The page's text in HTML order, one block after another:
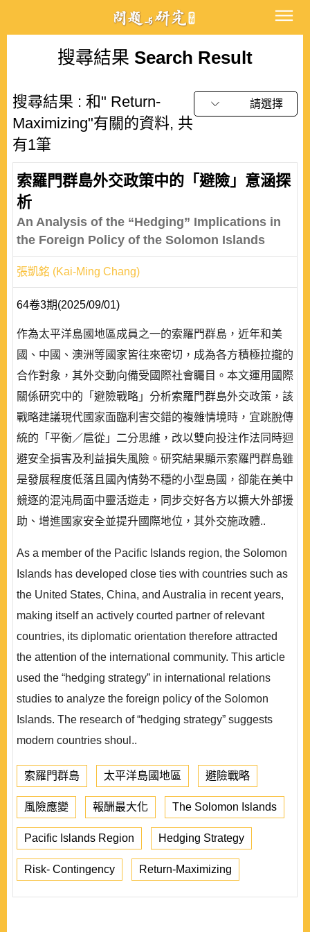
搜尋結果 Search Result
搜尋結果 : 和" Return-
Maximizing"有關的資料, 共
有1筆
請選擇
索羅門群島外交政策中的「避險」意涵探
析
An Analysis of the “Hedging” Implications in
the Foreign Policy of the Solomon Islands
張凱銘 (Kai-Ming Chang)
64卷3期(2025/09/01)
作為太平洋島國地區成員之一的索羅門群島，近年和美
國、中國、澳洲等國家皆往來密切，成為各方積極拉攏的
合作對象，其外交動向備受國際社會矚目。本文運用國際
關係研究中的「避險戰略」分析索羅門群島外交政策，該
戰略建議現代國家面臨利害交錯的複雜情境時，宜跳脫傳
統的「平衡／扈從」二分思維，改以雙向投注作法同時迴
避安全損害及利益損失風險。研究結果顯示索羅門群島雖
是發展程度低落且國內情勢不穩的小型島國，卻能在美中
競逐的混沌局面中靈活遊走，同步交好各方以擴大外部援
助、增進國家安全並提升國際地位，其外交施政體..
As a member of the Pacific Islands region, the Solomon
Islands has developed close ties with countries such as
the United States, China, and Australia in recent years,
making itself an actively courted partner of relevant
countries, its diplomatic orientation therefore attracted
the attention of the international community. This article
used the “hedging strategy” in international relations
studies to analyze the foreign policy of the Solomon
Islands. The research of “hedging strategy” suggests
modern countries shoul..
索羅門群島 太平洋島國地區 避險戰略
風險應變 報酬最大化 The Solomon Islands
Pacific Islands Region Hedging Strategy
Risk- Contingency Return-Maximizing